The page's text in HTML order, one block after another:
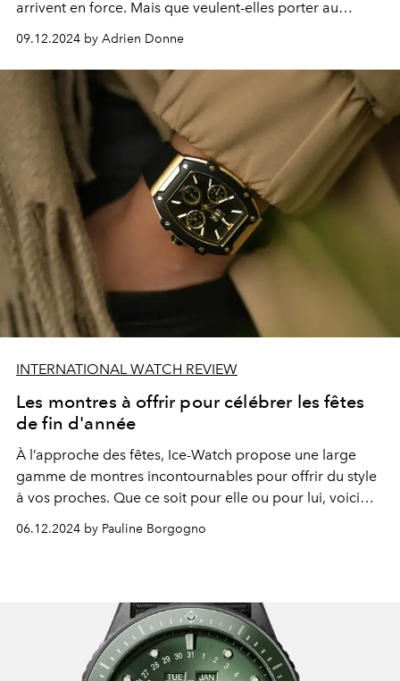
arrivent en force. Mais que veulent-elles porter au
09.12.2024 by Adrien Donne
INTERNATIONAL WATCH REVIEW
Les montres à offrir pour célébrer les fêtes
de fin d'année
À l’approche des fêtes, Ice-Watch propose une large
gamme de montres incontournables pour offrir du style
à vos proches. Que ce soit pour elle ou pour lui, voici
viendront illuminer chaque poignet.
06.12.2024 by Pauline Borgogno